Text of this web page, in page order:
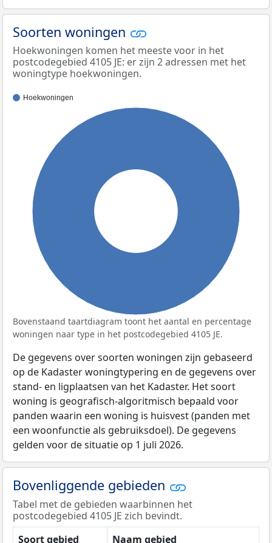
Soorten woningen
Hoekwoningen komen het meeste voor in het
postcodegebied 4105 JE: er zijn 2 adressen met het
woningtype hoekwoningen.
Hoekwoningen
Bovenstaand taartdiagram toont het aantal en percentage
woningen naar type in het postcodegebied 4105 JE.
De gegevens over soorten woningen zijn gebaseerd
op de Kadaster woningtypering en de gegevens over
stand- en ligplaatsen van het Kadaster. Het soort
woning is geografisch-algoritmisch bepaald voor
panden waarin een woning is huisvest (panden met
een woonfunctie als gebruiksdoel). De gegevens
gelden voor de situatie op 1 juli 2026.
Bovenliggende gebieden
Tabel met de gebieden waarbinnen het
postcodegebied 4105 JE zich bevindt.
Soort gebied
Naam gebied